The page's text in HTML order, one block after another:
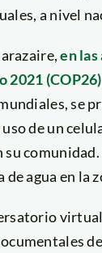
a nivel
arazaire,en
2021 (COP26)
se
de un
agua en la
virtual